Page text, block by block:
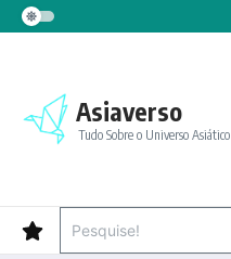
Ir para o conteúdo
Asiaverso
Tudo Sobre o Universo Asiático